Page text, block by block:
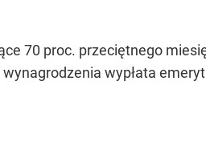
70 proc. przeciętnego
wypłata